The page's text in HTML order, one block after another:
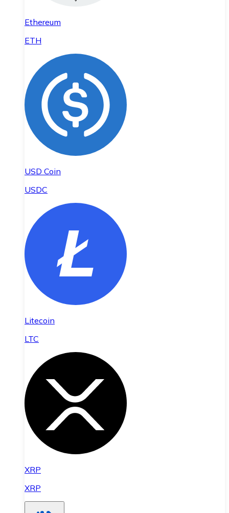
Ethereum
ETH
USD Coin
USDC
Litecoin
LTC
XRP
XRP